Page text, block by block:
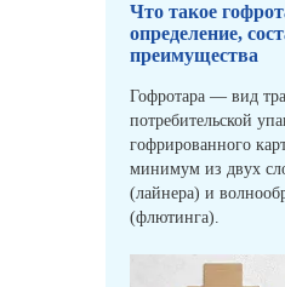
Что такое
определение,
преимущества
Гофротара — вид
потребительской
гофрированного
минимум из двух
(лайнера) и
(флютинга).